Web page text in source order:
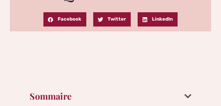
Facebook Twitter LinkedIn
Sommaire